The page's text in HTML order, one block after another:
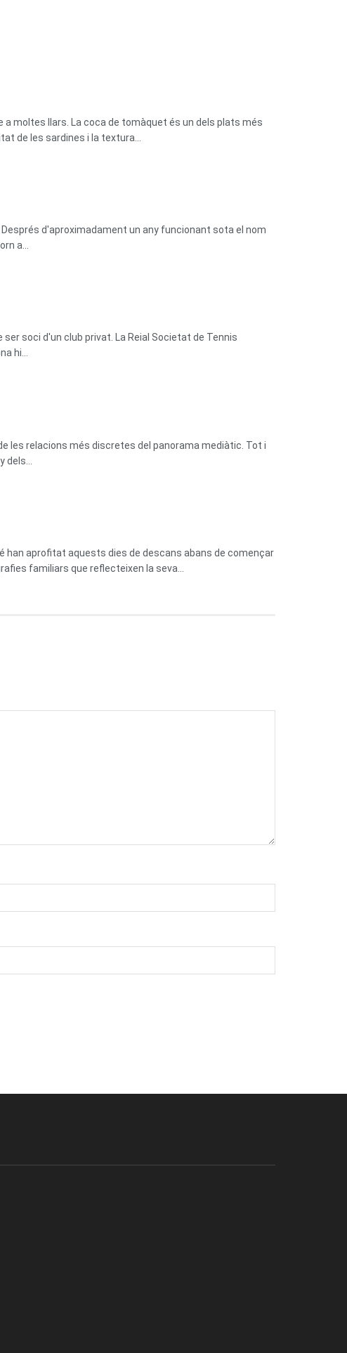
moltes llars. La coca de tomàquet és un dels plats més
de les sardines i la textura...
d'aproximadament un any funcionant sota el nom
a...
soci d'un club privat. La Reial Societat de Tennis
hi...
les relacions més discretes del panorama mediàtic. Tot i
han aprofitat aquests dies de descans abans de començar
familiars que reflecteixen la seva...